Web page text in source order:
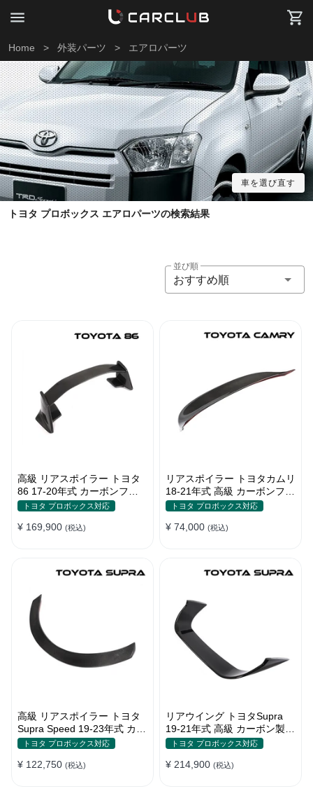
Home > 外装パーツ > エアロパーツ
車を選び直す
トヨタ プロボックス エアロパーツの検索結果
並び順
おすすめ順
高級 リアスポイラー トヨタ
86 17-20年式 カーボンファ
イバー 貼り付け装着
トヨタ プロボックス対応
¥ 169,900 (税込)
リアスポイラー トヨタカムリ
18-21年式 高級 カーボンファ
イバー
トヨタ プロボックス対応
¥ 74,000 (税込)
高級 リアスポイラー トヨタ
Supra Speed 19-23年式 カー
ボン製 貼り付け装着
トヨタ プロボックス対応
¥ 122,750 (税込)
リアウイング トヨタSupra
19-21年式 高級 カーボン製
貼り付け装着
トヨタ プロボックス対応
¥ 214,900 (税込)